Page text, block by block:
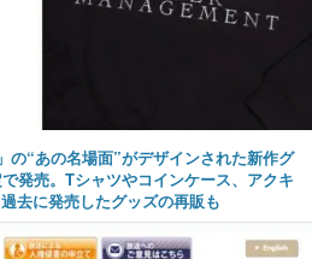
の“あの名場面”がデザインされた新作グ
発売。Tシャツやコインケース、アクキ
去に発売したグッズの再販も